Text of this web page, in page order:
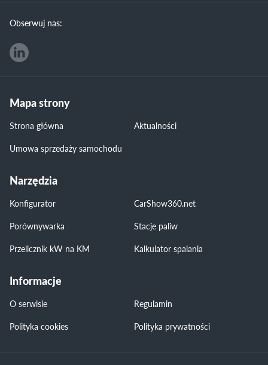
Obserwuj nas:
Mapa strony
Strona główna
Aktualności
Umowa sprzedaży samochodu
Narzędzia
Konfigurator
CarShow360.net
Porównywarka
Stacje paliw
Przelicznik kW na KM
Kalkulator spalania
Informacje
O serwisie
Regulamin
Polityka cookies
Polityka prywatności